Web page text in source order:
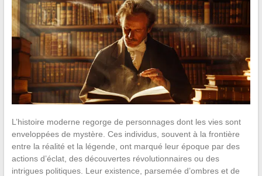
L’histoire moderne regorge de personnages dont les vies sont
enveloppées de mystère. Ces individus, souvent à la frontière
entre la réalité et la légende, ont marqué leur époque par des
actions d’éclat, des découvertes révolutionnaires ou des
intrigues politiques. Leur existence, parsemée d’ombres et de